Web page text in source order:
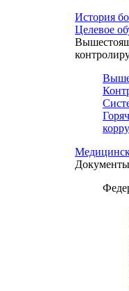
История
Целевое
Документы